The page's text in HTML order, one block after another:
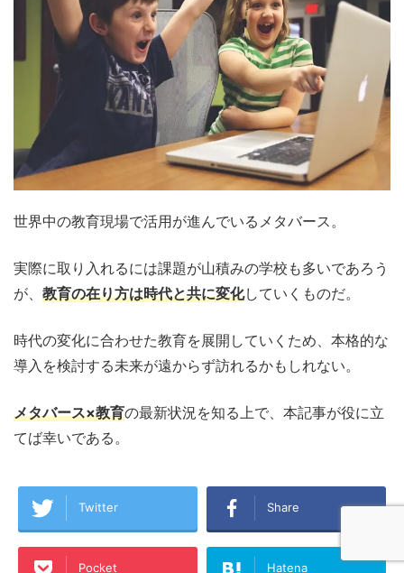
世界中の教育現場で活用が進んでいるメタバース。
実際に取り入れるには課題が山積みの学校も多いであろう
が、 教育の在り方は時代と共に変化していくものだ。
時代の変化に合わせた教育を展開していくため、本格的な
導入を検討する未来が遠からず訪れるかもしれない。
メタバース×教育の最新状況を知る上で、本記事が役に立
てば幸いである。
Twitter Share
Pocket Hatena